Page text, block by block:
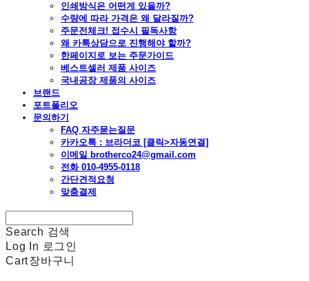
인쇄방식은 어떤게 있을까?
수량에 따라 가격은 왜 달라질까?
주문전체크! 접수시 필독사항
왜 카톡상담으로 진행해야 할까?
한페이지로 보는 주문가이드
베스트셀러 제품 사이즈
국내공장 제품의 사이즈
브랜드
포트폴리오
문의하기
FAQ 자주묻는질문
카카오톡 : 브라더코 [클릭>자동연결]
이메일 brotherco24@gmail.com
전화 010-4955-0118
간단견적요청
맞춤결제
Search 검색
Log In 로그인
Cart장바구니